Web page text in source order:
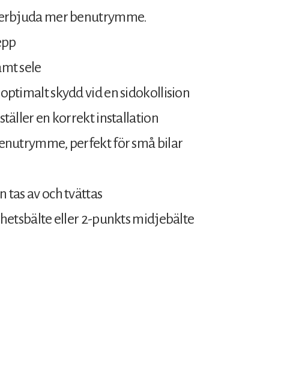
mer benutrymme.
sele
skydd vid en sidokollision
en korrekt installation
perfekt för små bilar
tas av och tvättas
eller 2-punkts midjebälte